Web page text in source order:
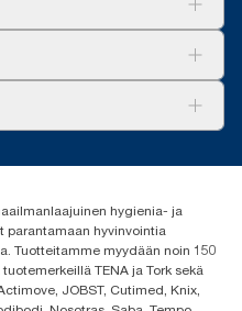
hygienia- ja
parantamaan hyvinvointia
Tuotteitamme myydään noin 150
TENA ja Tork sekä
JOBST, Cutimed, Knix,